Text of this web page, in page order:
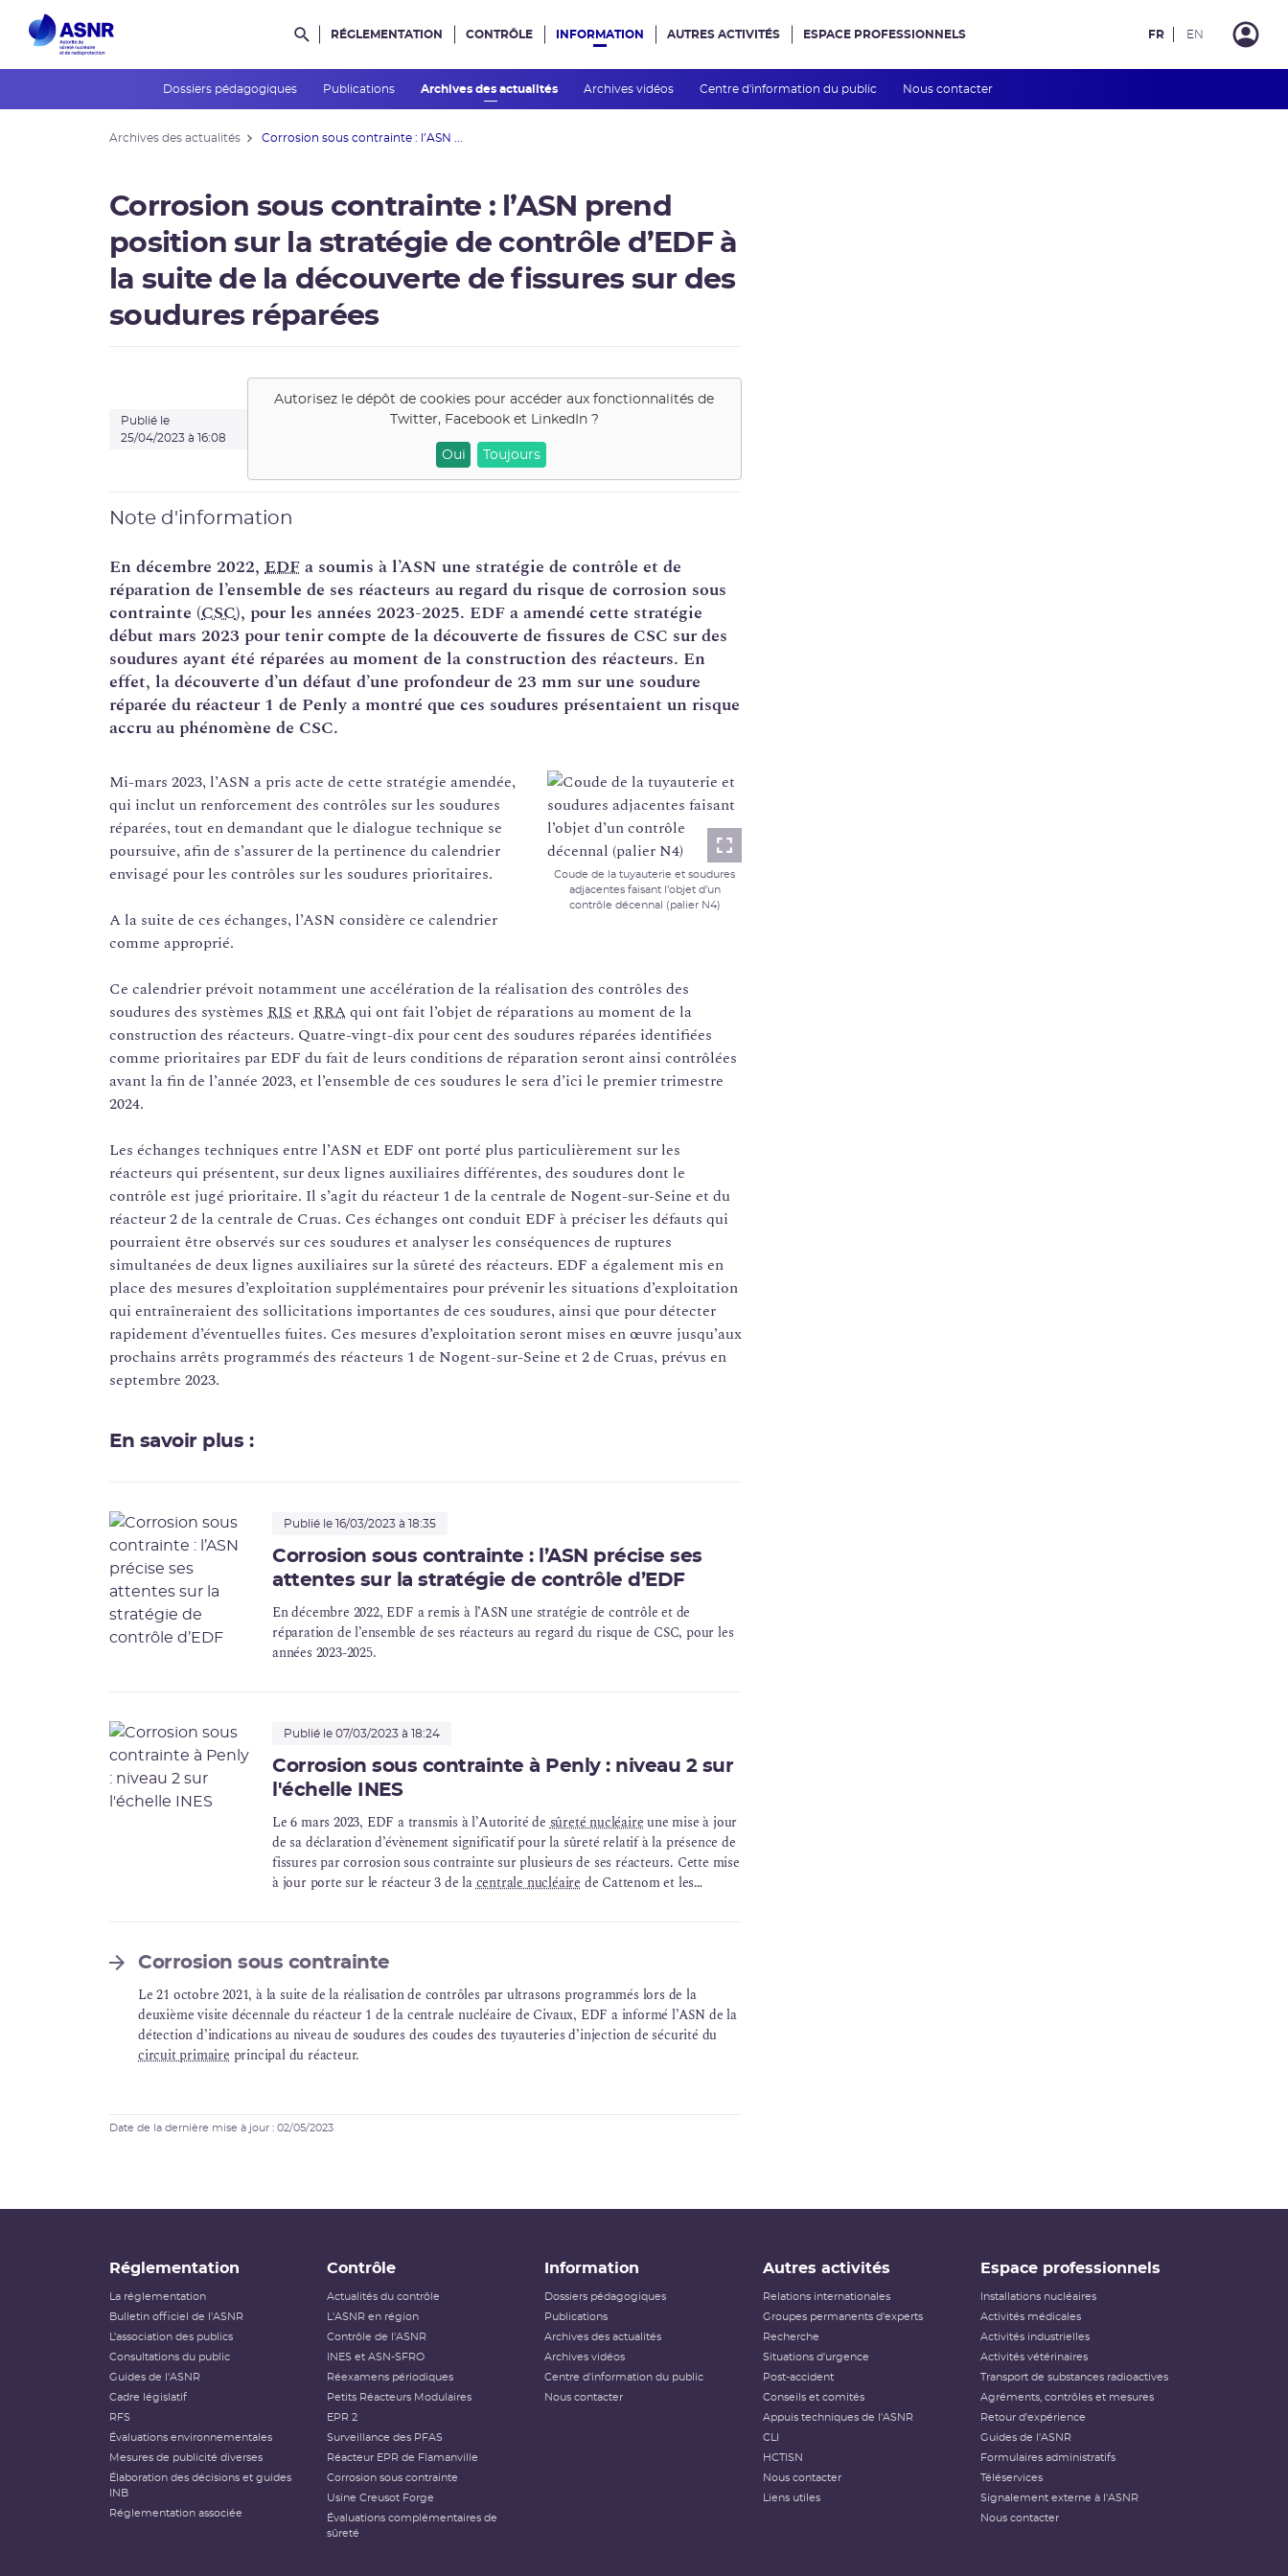
Rechercher dans le site
RÉGLEMENTATION CONTRÔLE INFORMATION
Dossiers pédagogiques Publications Archives des actualités Archives vidéos Centre d'information du public Nous contacter
AUTRES ACTIVITÉS ESPACE PROFESSIONNELS FR EN
Archives des actualités Corrosion sous contrainte : l’ASN ...
Corrosion sous contrainte : l’ASN prend
position sur la stratégie de contrôle d’EDF à
la suite de la découverte de fissures sur des
soudures réparées
Publié le
25/04/2023 à 16:08
Autorisez le dépôt de cookies pour accéder aux fonctionnalités de
Twitter, Facebook et LinkedIn?
Oui Toujours
Note d'information
En décembre 2022, EDFa soumis à l’ASN une stratégie de contrôle et de
réparation de l’ensemble de ses réacteurs au regard du risque de corrosion sous
contrainte (CSC), pour les années 2023-2025. EDF a amendé cette stratégie
début mars 2023 pour tenir compte de la découverte de fissures de CSC sur des
soudures ayant été réparées au moment de la construction des réacteurs. En
effet, la découverte d’un défaut d’une profondeur de 23 mm sur une soudure
réparée du réacteur 1 de Penly a montré que ces soudures présentaient un risque
accru au phénomène de CSC.
Lightbox
Coude de la tuyauterie et soudures
adjacentes faisant l’objet d’un
contrôle décennal (palier N4)
Mi-mars 2023, l’ASN a pris acte de cette stratégie amendée,
qui inclut un renforcement des contrôles sur les soudures
réparées, tout en demandant que le dialogue technique se
poursuive, afin de s’assurer de la pertinence du calendrier
envisagé pour les contrôles sur les soudures prioritaires.
A la suite de ces échanges, l’ASN considère ce calendrier
comme approprié.
Ce calendrier prévoit notamment une accélération de la réalisation des contrôles des
soudures des systèmes RIS et RRAqui ont fait l’objet de réparations au moment de la
construction des réacteurs. Quatre-vingt-dix pour cent des soudures réparées identifiées
comme prioritaires par EDF du fait de leurs conditions de réparation seront ainsi contrôlées
avant la fin de l’année 2023, et l’ensemble de ces soudures le sera d’ici le premier trimestre
2024.
Les échanges techniques entre l’ASN et EDF ont porté plus particulièrement sur les
réacteurs qui présentent, sur deux lignes auxiliaires différentes, des soudures dont le
contrôle est jugé prioritaire. Il s’agit du réacteur 1 de la centrale de Nogent-sur-Seine et du
réacteur 2 de la centrale de Cruas. Ces échanges ont conduit EDF à préciser les défauts qui
pourraient être observés sur ces soudures et analyser les conséquences de ruptures
simultanées de deux lignes auxiliaires sur la sûreté des réacteurs. EDF a également mis en
place des mesures d’exploitation supplémentaires pour prévenir les situations d’exploitation
qui entraîneraient des sollicitations importantes de ces soudures, ainsi que pour détecter
rapidement d’éventuelles fuites. Ces mesures d’exploitation seront mises en œuvre jusqu’aux
prochains arrêts programmés des réacteurs 1 de Nogent-sur-Seine et 2 de Cruas, prévus en
septembre 2023.
En savoir plus :
Publié le 16/03/2023 à 18:35
Corrosion sous contrainte : l’ASN précise ses
attentes sur la stratégie de contrôle d’EDF
En décembre 2022, EDF a remis à l’ASN une stratégie de contrôle et de
réparation de l’ensemble de ses réacteurs au regard du risque de CSC, pour les
années 2023-2025.
Publié le 07/03/2023 à 18:24
Corrosion sous contrainte à Penly : niveau 2 sur
l'échelle INES
Le 6 mars 2023, EDF a transmis à l’Autorité desûreté nucléaireune mise à jour
de sa déclaration d’évènement significatif pour la sûreté relatif à la présence de
fissures par corrosion sous contrainte sur plusieurs de ses réacteurs. Cette mise
à jour porte sur le réacteur 3 de lacentrale nucléaire de Cattenom et les
Corrosion sous contrainte
Le 21 octobre 2021, à la suite de la réalisation de contrôles par ultrasons programmés lors de la
deuxième visite décennale du réacteur 1 de la centrale nucléaire de Civaux, EDF a informé l’ASN de la
détection d’indications au niveau de soudures des coudes des tuyauteries d’injection de sécurité du
circuit primaire principal du réacteur.
Date de la dernière mise à jour : 02/05/2023
Réglementation
La réglementation
Bulletin officiel de l'ASNR
L’association des publics
Consultations du public
Guides de l'ASNR
Cadre législatif
RFS
Évaluations environnementales
Mesures de publicité diverses
Élaboration des décisions et guides
INB
Réglementation associée
Contrôle
Actualités du contrôle
L'ASNR en région
Contrôle de l'ASNR
INES et ASN-SFRO
Réexamens périodiques
Petits Réacteurs Modulaires
EPR 2
Surveillance des PFAS
Réacteur EPR de Flamanville
Corrosion sous contrainte
Usine Creusot Forge
Évaluations complémentaires de
sûreté
Information
Dossiers pédagogiques
Publications
Archives des actualités
Archives vidéos
Centre d'information du public
Nous contacter
Autres activités
Relations internationales
Groupes permanents d'experts
Recherche
Situations d'urgence
Post-accident
Conseils et comités
Appuis techniques de l'ASNR
CLI
HCTISN
Nous contacter
Liens utiles
Espace professionnels
Installations nucléaires
Activités médicales
Activités industrielles
Activités vétérinaires
Transport de substances radioactives
Agréments, contrôles et mesures
Retour d'expérience
Guides de l'ASNR
Formulaires administratifs
Téléservices
Signalement externe à l'ASNR
Nous contacter